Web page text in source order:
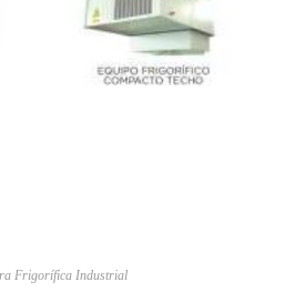
Frigorífica Industrial